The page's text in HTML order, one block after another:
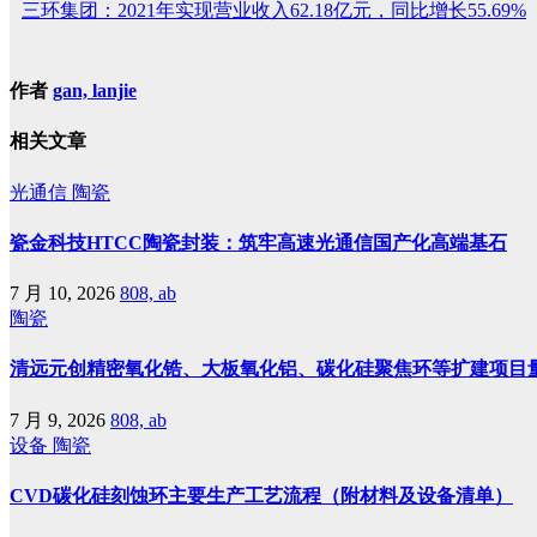
三环集团：2021年实现营业收入62.18亿元，同比增长55.69%
作者 gan, lanjie
相关文章
光通信 陶瓷
瓷金科技HTCC陶瓷封装：筑牢高速光通信国产化高端基石
7 月 10, 2026 808, ab
陶瓷
清远元创精密氧化锆、大板氧化铝、碳化硅聚焦环等扩建项目
7 月 9, 2026 808, ab
设备 陶瓷
CVD碳化硅刻蚀环主要生产工艺流程（附材料及设备清单）